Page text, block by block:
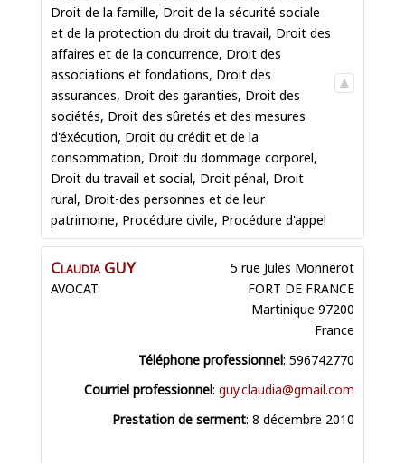
Droit de la famille, Droit de la sécurité sociale
et de la protection du droit du travail, Droit des
affaires et de la concurrence, Droit des
associations et fondations, Droit des
assurances, Droit des garanties, Droit des
sociétés, Droit des sûretés et des mesures
d'éxécution, Droit du crédit et de la
consommation, Droit du dommage corporel,
Droit du travail et social, Droit pénal, Droit
rural, Droit-des personnes et de leur
patrimoine, Procédure civile, Procédure d'appel
ClaudiaGUY
AVOCAT
5 rue Jules Monnerot
FORT DE FRANCE
Martinique 97200
France
Téléphone professionnel: 596742770
Courriel professionnel: guy.claudia@gmail.com
Prestation de serment: 8 décembre 2010